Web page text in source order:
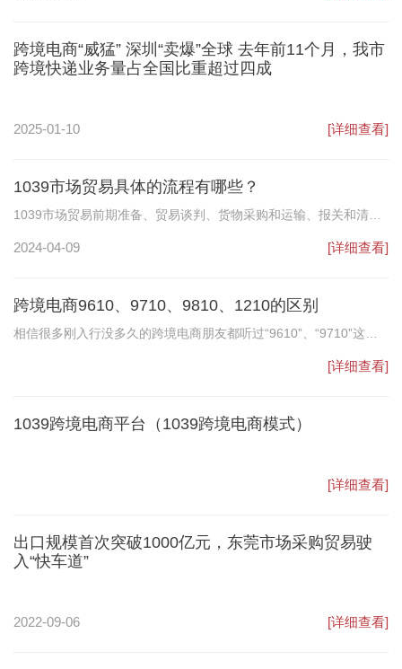
跨境电商“威猛” 深圳“卖爆”全球 去年前11个月，我市
跨境快递业务量占全国比重超过四成
2025-01-10 [详细查看]
1039市场贸易具体的流程有哪些？
1039市场贸易前期准备、贸易谈判、货物采购和运输、报关和清
易商品和贸易伙伴、准备相关资料；询盘和报价协商一致签订合同
运输方式确保准时到达目的地；提供准确报关单据办理清关手续；
选择可靠销售渠道提供优质售后服务。
2024-04-09 [详细查看]
跨境电商9610、9710、9810、1210的区别
相信很多刚入行没多久的跨境电商朋友都听过“9610”、“9710”这些
[详细查看]
1039跨境电商平台（1039跨境电商模式）
[详细查看]
出口规模首次突破1000亿元，东莞市场采购贸易驶
入“快车道”
2022-09-06 [详细查看]